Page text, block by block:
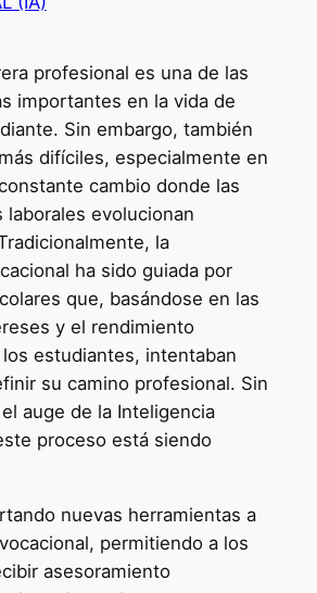
profesional es una de las
importantes en la vida de
Sin embargo, también
difíciles, especialmente en
cambio donde las
evolucionan
la
ha sido guiada por
que, basándose en las
y el rendimiento
estudiantes, intentaban
su camino profesional. Sin
auge de la Inteligencia
proceso está siendo
nuevas herramientas a
permitiendo a los
asesoramiento